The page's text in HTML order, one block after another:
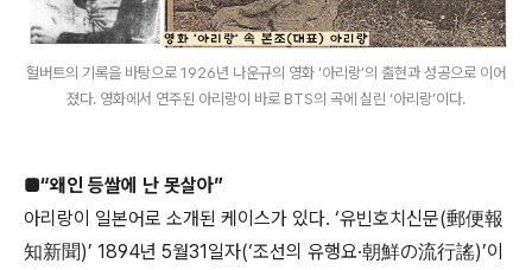
헐버트의 기록을 바탕으로 1926년 나운규의 영화 ‘아리랑’의 출현과 성공으로 이어
졌다. 영화에서 연주된 아리랑이 바로 BTS의 곡에 실린 ‘아리랑’이다.
■“왜인 등쌀에 난 못살아”
아리랑이 일본어로 소개된 케이스가 있다. ‘유빈호치신문(郵便報
知新聞)’ 1894년 5월31일자(‘조선의 유행요·朝鮮の流行謠)’이